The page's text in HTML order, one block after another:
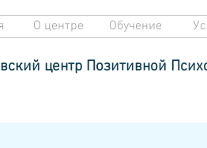
О центре Обучение
центр Позитивной